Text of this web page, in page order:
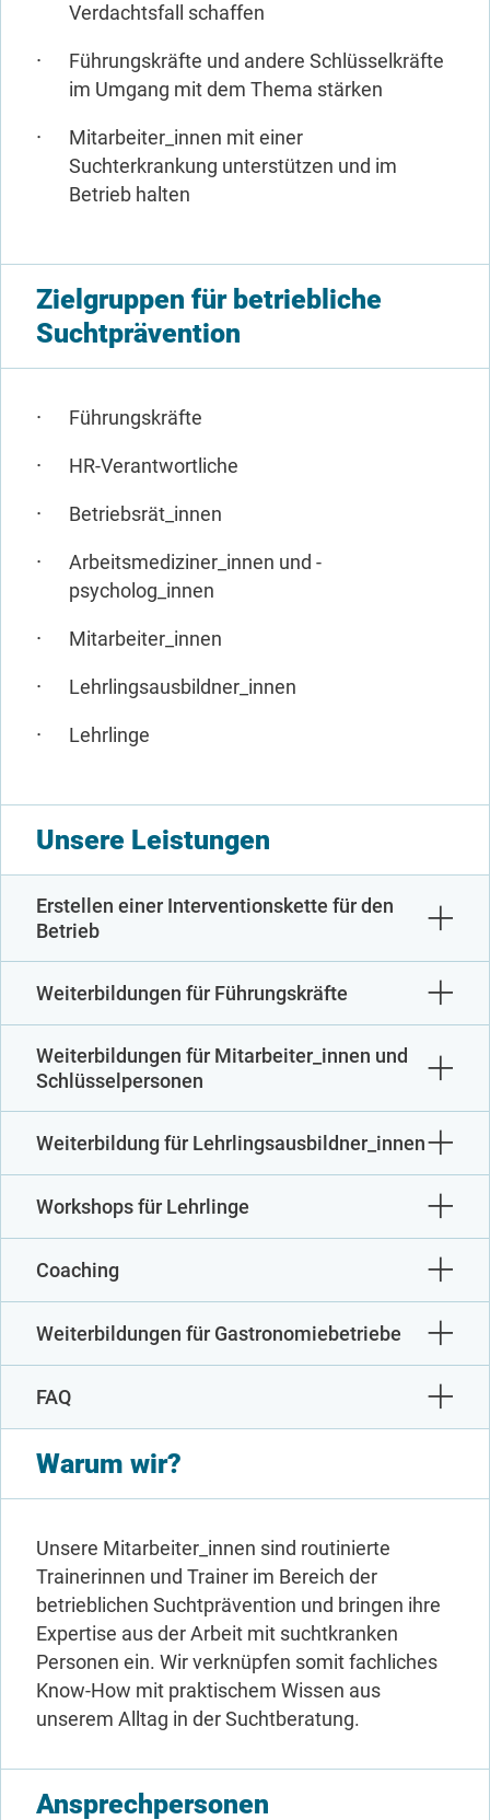
Verdachtsfall schaffen
Führungskräfte und andere Schlüsselkräfte
im Umgang mit dem Thema stärken
Mitarbeiter_innen mit einer
Suchterkrankung unterstützen und im
Betrieb halten
Zielgruppen für betriebliche
Suchtprävention
Führungskräfte
HR-Verantwortliche
Betriebsrät_innen
Arbeitsmediziner_innen und -
psycholog_innen
Mitarbeiter_innen
Lehrlingsausbildner_innen
Lehrlinge
Unsere Leistungen
Erstellen einer Interventionskette für den
Betrieb
Weiterbildungen für Führungskräfte
Weiterbildungen für Mitarbeiter_innen und
Schlüsselpersonen
Weiterbildung für Lehrlingsausbildner_innen
Workshops für Lehrlinge
Coaching
Weiterbildungen für Gastronomiebetriebe
FAQ
Warum wir?
Unsere Mitarbeiter_innen sind routinierte
Trainerinnen und Trainer im Bereich der
betrieblichen Suchtprävention und bringen ihre
Expertise aus der Arbeit mit suchtkranken
Personen ein. Wir verknüpfen somit fachliches
Know-How mit praktischem Wissen aus
unserem Alltag in der Suchtberatung.
Ansprechpersonen